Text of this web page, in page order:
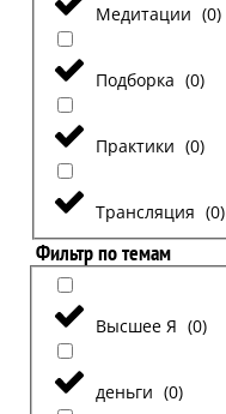
Медитации (0)
Подборка (0)
Практики (0)
Трансляция (0)
Фильтр по темам
Высшее Я (0)
деньги (0)